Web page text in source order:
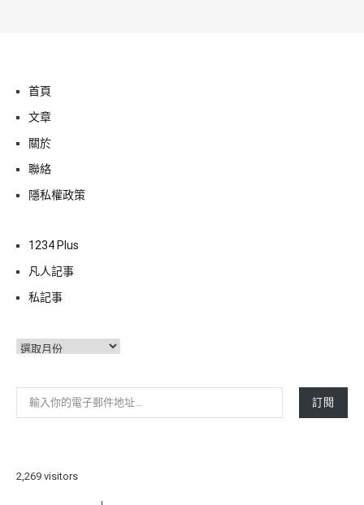
首頁
文章
關於
聯絡
隱私權政策
1234 Plus
凡人記事
私記事
彙
輸入你的電子郵件地址…
訂閱
2,269 visitors